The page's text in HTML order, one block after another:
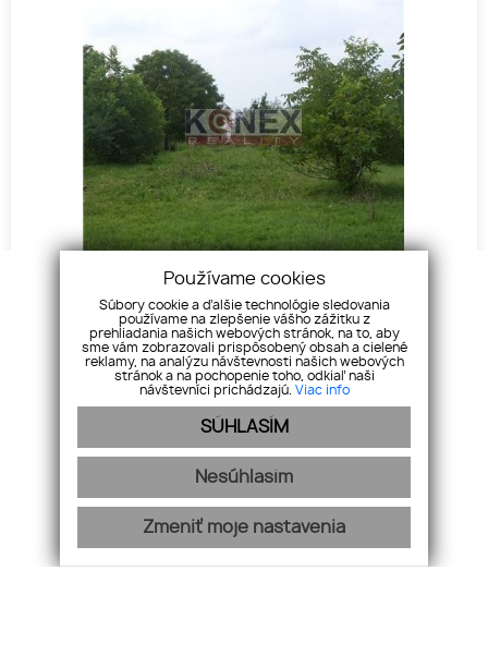
NA PREDAJ – Pozemok v obci Veľké Raškovce
Predaj, Veľké Raškovce
Používame cookies
Súbory cookie a ďalšie technológie sledovania
používame na zlepšenie vášho zážitku z
prehliadania našich webových stránok, na to, aby
sme vám zobrazovali prispôsobený obsah a cielené
reklamy, na analýzu návštevnosti našich webových
stránok a na pochopenie toho, odkiaľ naši
návštevníci prichádzajú. Viac info
SÚHLASÍM
Nesúhlasím
Zmeniť moje nastavenia